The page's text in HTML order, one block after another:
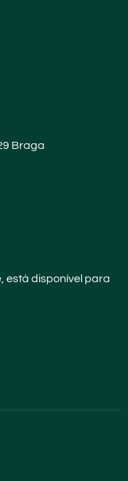
Braga
está disponível para